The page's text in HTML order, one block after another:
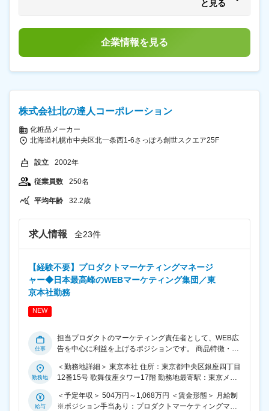
手当は月25h分※25時間を超えた場合は追加支給 ■昇給2
であり、選考を通じて上下する可能性があります。 月給
(月額)は固定手当を含めた表記です。
と見る
企業情報を見る
株式会社北の達人コーポレーション
化粧品メーカー
北海道札幌市中央区北一条西1-6さっぽろ創世スクエア25F
設立 2002年
従業員数 250名
平均年齢 32.2歳
求人情報 全23件
【経験不要】プロダクトマーケティングマネージ
ャー◆日本最高峰のWEBマーケティング集団／東
京本社勤務
NEW
担当プロダクトのマーケティング責任者として、WEB広
告を中心に利益を上げるポジションです。 商品特徴・競
ティング戦略を立てる上流部分から、広告やランディン
グページ等のクリエイティブに落とし込んで広告運用す
る下流部分までを一貫して行います。 当社の中でも特に
裁量が大きいポジションであり、年齢や社歴にかかわら
＜勤務地詳細＞ 東京本社 住所：東京都中央区銀座四丁目
12番15号 歌舞伎座タワー17階 勤務地最寄駅：東京メト
全面禁煙 変更の範囲：会社の定める事業所
＜予定年収＞ 504万円～1,068万円 ＜賃金形態＞ 月給制
※ポジション手当あり：プロダクトマーケティングマネ